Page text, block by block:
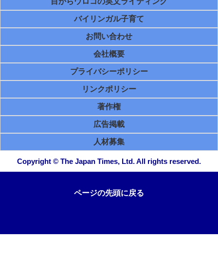
バイリンガル子育て
お問い合わせ
会社概要
プライバシーポリシー
リンクポリシー
著作権
広告掲載
人材募集
Copyright © The Japan Times, Ltd. All rights reserved.
ページの先頭に戻る